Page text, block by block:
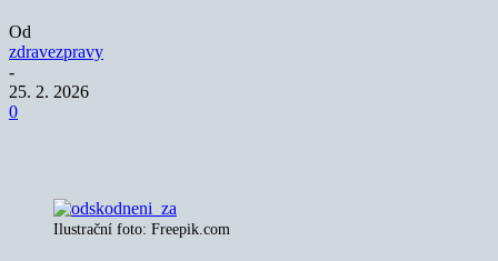
Od
zdravezpravy
-
25. 2. 2026
0
Ilustrační foto: Freepik.com